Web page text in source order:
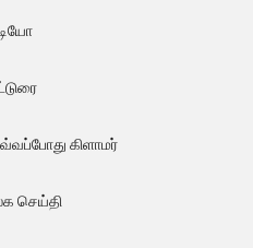
கிளாமர்
செய்தி